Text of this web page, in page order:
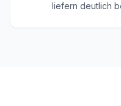
liefern deutlich